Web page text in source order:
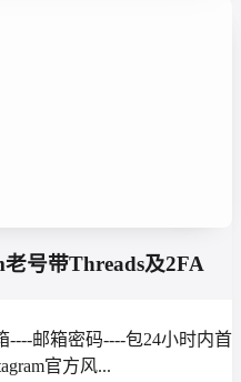
号带Threads及2FA
----邮箱密码----包24小时内首
官方风...